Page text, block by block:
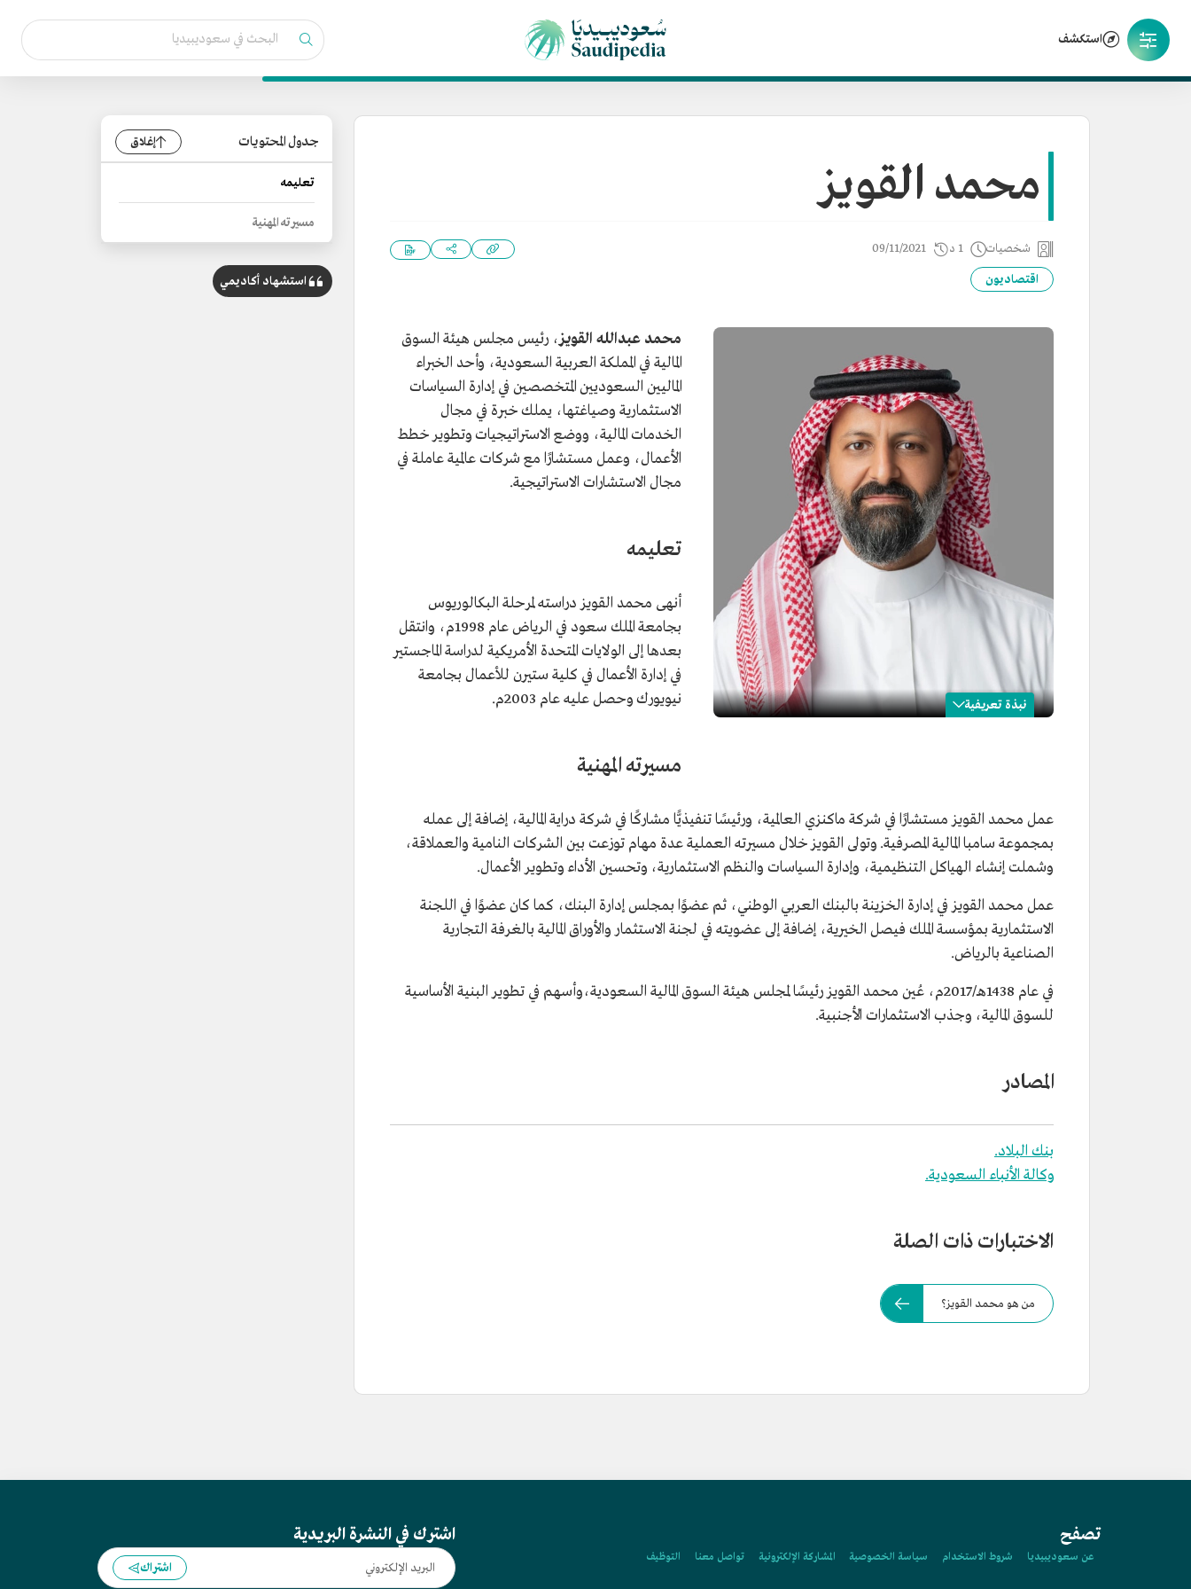
استكشف
محمد القويز
شخصيات 1 د 09/11/2021
اقتصاديون
نبذة تعريفية
تاريخ التعيين
المؤهلات العلمية
بكالوريوس من جامعة الملك سعود.
ماجستير في تخصص إدارة الأعمال في كلية
عمل مستشارًا في شركة ماكنزي العالمية، ورئيسًا
تنفيذيًّا مشاركًا في شركة دراية المالية.
محمد عبدالله القويز، رئيس مجلس هيئة السوق
المالية في المملكة العربية السعودية، وأحد الخبراء
الماليين السعوديين المتخصصين في إدارة السياسات
الاستثمارية وصياغتها، يملك خبرة في مجال
الخدمات المالية، ووضع الاستراتيجيات وتطوير خطط
الأعمال، وعمل مستشارًا مع شركات عالمية عاملة في
مجال الاستشارات الاستراتيجية.
تعليمه
أنهى محمد القويز دراسته لمرحلة البكالوريوس
بجامعة الملك سعود في الرياض عام 1998م، وانتقل
بعدها إلى الولايات المتحدة الأمريكية لدراسة الماجستير
في إدارة الأعمال في كلية ستيرن للأعمال بجامعة
نيويورك وحصل عليه عام 2003م.
مسيرته المهنية
عمل محمد القويز مستشارًا في شركة ماكنزي العالمية، ورئيسًا تنفيذيًّا مشاركًا في شركة دراية المالية، إضافة إلى عمله
بمجموعة سامبا المالية المصرفية. وتولى القويز خلال مسيرته العملية عدة مهام توزعت بين الشركات النامية والعملاقة،
وشملت إنشاء الهياكل التنظيمية، وإدارة السياسات والنظم الاستثمارية، وتحسين الأداء وتطوير الأعمال.
عمل محمد القويز في إدارة الخزينة بالبنك العربي الوطني، ثم عضوًا بمجلس إدارة البنك، كما كان عضوًا في اللجنة
الاستثمارية بمؤسسة الملك فيصل الخيرية، إضافة إلى عضويته في لجنة الاستثمار والأوراق المالية بالغرفة التجارية
الصناعية بالرياض.
في عام 1438هـ/2017م، عُين محمد القويز رئيسًا لمجلس هيئة السوق المالية السعودية،وأسهم في تطوير البنية الأساسية
للسوق المالية، وجذب الاستثمارات الأجنبية.
المصادر
بنك البلاد.
وكالة الأنباء السعودية.
الاختبارات ذات الصلة
من هو محمد القويز؟
جدول المحتويات إغلاق
تعليمه
مسيرته المهنية
استشهاد أكاديمي
تصفح
عن سعوديبيديا شروط الاستخدام سياسة الخصوصية المشاركة الإلكترونية تواصل معنا التوظيف
اشترك في النشرة البريدية
اشتراك